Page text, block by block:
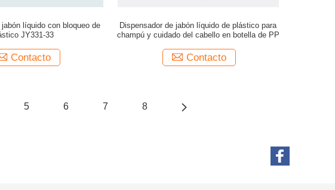
jabón líquido con bloqueo de
JY331-33
Contacto
Dispensador de jabón líquido de plástico para
champú y cuidado del cabello en botella de PP
Contacto
5 6 7 8